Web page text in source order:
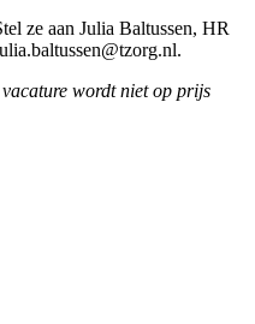
ze aan Julia Baltussen, HR
wordt niet op prijs